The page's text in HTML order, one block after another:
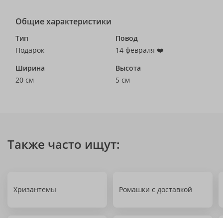
Общие характеристики
Тип
Подарок
Повод
14 февраля ❤️
Ширина
20 см
Высота
5 см
Также часто ищут:
Хризантемы Ромашки с доставкой